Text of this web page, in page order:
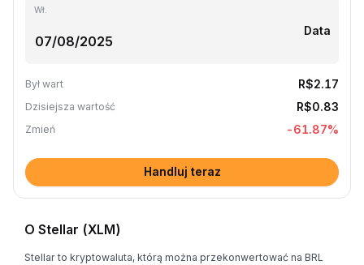
Wł.
Data
Był wart R$2.17
Dzisiejsza wartość R$0.83
Zmień -61.87%
Handluj teraz
O Stellar (XLM)
Stellar to kryptowaluta, którą można przekonwertować na BRL